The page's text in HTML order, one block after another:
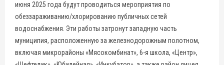
июня 2025 года будут проводиться мероприятия по
обеззараживанию/хлорированию публичных сетей
водоснабжения. Эти работы затронут западную часть
муниципия, расположенную за железнодорожным полотном,
включая микрорайоны «Мясокомбинат», 6-я школа, «Центр»,